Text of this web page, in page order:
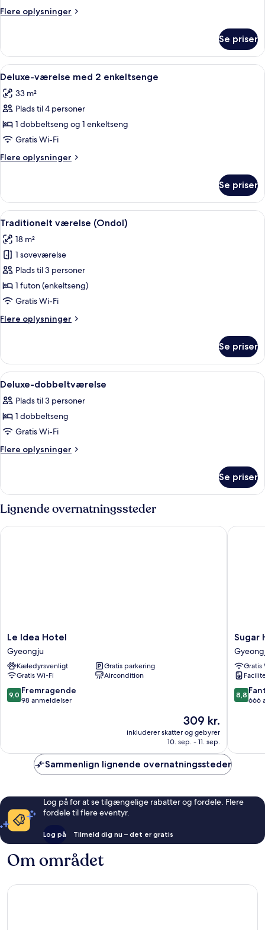
Flere oplysninger
Flere
dobbeltværelse
Se priser
Indlæs
alle
billeder
af
Deluxe-
værelse
med
2
Et hotelværelse med to senge, et
5
Deluxe-værelse med 2 enkeltsenge
33 m²
Plads til 4 personer
1 dobbeltseng og 1 enkeltseng
Gratis Wi-Fi
Flere oplysninger
Flere
værelse
med
2
Se priser
Indlæs
alle
billeder
af
Traditionelt
værelse
(Ondol)
Et hotelværelse med seng,
5
Traditionelt værelse (Ondol)
18 m²
1 soveværelse
Plads til 3 personer
1 futon (enkeltseng)
Gratis Wi-Fi
Flere oplysninger
Flere
værelse
(Ondol)
Se priser
Indlæs
alle
billeder
af
Deluxe-
dobbeltværelse
Et hotelværelse med en seng, to
7
Deluxe-dobbeltværelse
Plads til 3 personer
1 dobbeltseng
Gratis Wi-Fi
Flere oplysninger
Flere
dobbeltværelse
Se priser
Lignende overnatningssteder
Le
Idea
Hotel
Gyeongju
Le Idea Hotel
Gyeongju
Kæledyrsvenligt
Gratis parkering
Gratis Wi-Fi
Aircondition
9.0
ud
anmeldelser
9,0 Fremragende
98 anmeldelser
Prisen
309 kr.
309 kr.
inkluderer skatter og gebyrer
10. sep. - 11. sep.
Le Idea Hotel
Sugar
Hotel
Sugar
Gratis
8.8
ud
8,8
666
Sugar
Sammenlign lignende overnatningssteder
Log på for at se tilgængelige rabatter og fordele. Flere
fordele til flere eventyr.
Log på Tilmeld dig nu – det er gratis
Om området